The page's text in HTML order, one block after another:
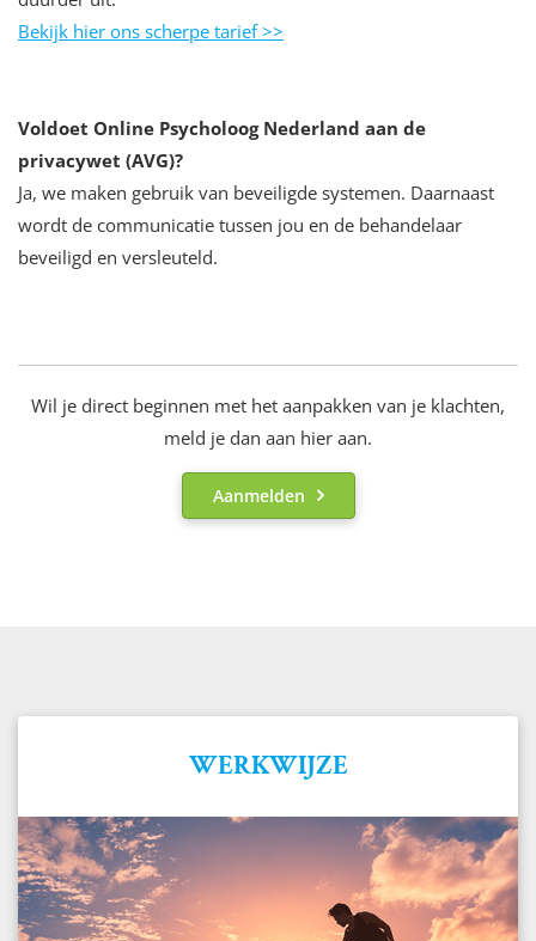
Bekijk hier ons scherpe tarief >>
Voldoet Online Psycholoog Nederland aan de
privacywet (AVG)?
Ja, we maken gebruik van beveiligde systemen. Daarnaast
wordt de communicatie tussen jou en de behandelaar
beveiligd en versleuteld.
Wil je direct beginnen met het aanpakken van je klachten,
meld je dan aan hier aan.
Aanmelden
WERKWIJZE